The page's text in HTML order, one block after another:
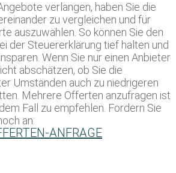
verlangen, haben Sie die
zu vergleichen und für
auszuwählen. So können Sie den
der Steuererklärung tief halten und
Wenn Sie nur einen Anbieter
abschätzen, ob Sie die
Umständen auch zu niedrigeren
Mehrere Offerten anzufragen ist
Fall zu empfehlen. Fordern Sie
an:
ANFRAGE